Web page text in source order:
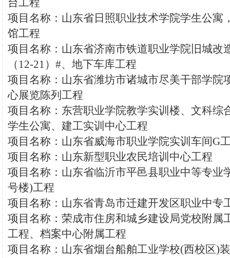
台工程
项目名称：山东省日照职业技术学院学生公寓
馆工程
项目名称：山东省济南市铁道职业学院旧城改
（12-21）#、地下车库工程
项目名称：山东省潍坊市诸城市尽美干部学院
心展览陈列工程
项目名称：东营职业学院教学实训楼、文科综
学生公寓、建工实训中心工程
项目名称：山东省威海市职业学院实训车间G
项目名称：山东新型职业农民培训中心工程
项目名称：山东省临沂市平邑县职业中等专业
号楼)工程
项目名称：山东省青岛市迁建开发区职业中专
项目名称：荣成市住房和城乡建设局党校附属
工程、档案中心附属工程
项目名称：山东省烟台船舶工业学校(西校区)